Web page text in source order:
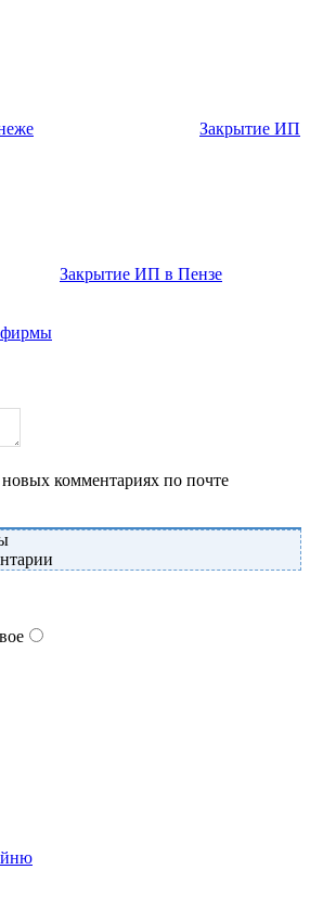
Закрытие ИП
Закрытие ИП в Пензе
фирмы
комментариях по почте